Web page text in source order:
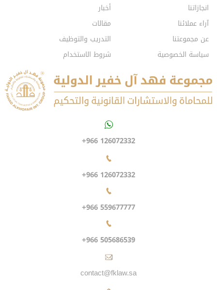
انجازاتنا
آراء عملائنا
عن مجموعتنا
سياسة الخصوصية
أخبار
مقالات
التدريب والتوظيف
شروط الاستخدام
+966 126072332
+966 126072332
+966 559677777
+966 505686539
contact@fklaw.sa